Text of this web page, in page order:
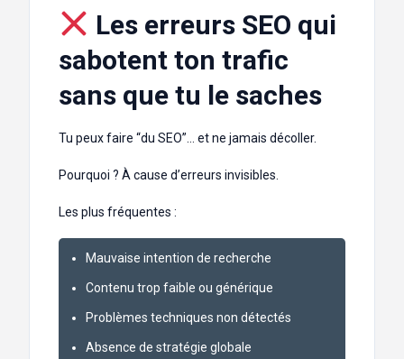
Les erreurs SEO qui
sabotent ton trafic
sans que tu le saches
Tu peux faire “du SEO”… et ne jamais décoller.
Pourquoi ? À cause d’erreurs invisibles.
Les plus fréquentes :
Mauvaise intention de recherche
Contenu trop faible ou générique
Problèmes techniques non détectés
Absence de stratégie globale